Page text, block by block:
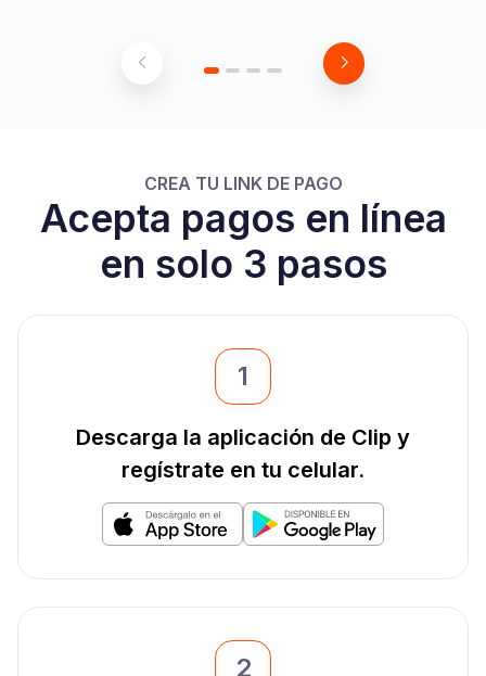
CREA TU LINK DE PAGO
Acepta pagos en línea
en solo 3 pasos
1
Descarga la aplicación de Clip y
regístrate en tu celular.
2